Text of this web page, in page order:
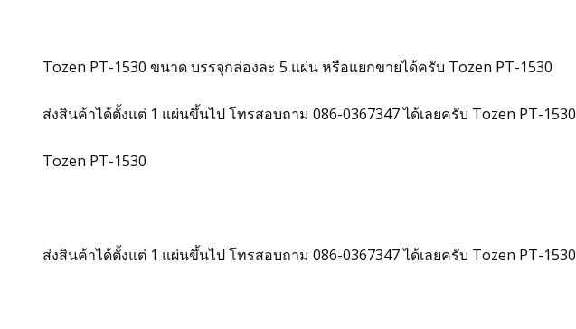
Tozen PT-1530 ขนาด บรรจุกล่องละ 5 แผ่น หรือแยกขายได้ครับ Tozen PT-1530
ส่งสินค้าได้ตั้งแต่ 1 แผ่นขึ้นไป โทรสอบถาม 086-0367347 ได้เลยครับ Tozen PT-1530
Tozen PT-1530
ส่งสินค้าได้ตั้งแต่ 1 แผ่นขึ้นไป โทรสอบถาม 086-0367347 ได้เลยครับ Tozen PT-1530